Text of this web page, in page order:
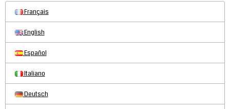
Français
English
Español
Italiano
Deutsch